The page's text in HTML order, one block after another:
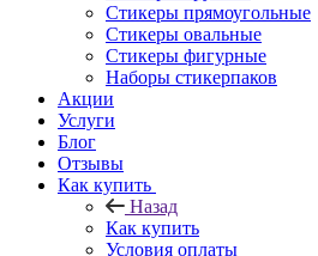
Стикеры прямоугольные
Стикеры овальные
Стикеры фигурные
Наборы стикерпаков
Акции
Услуги
Блог
Отзывы
Как купить
Назад
Как купить
Условия оплаты